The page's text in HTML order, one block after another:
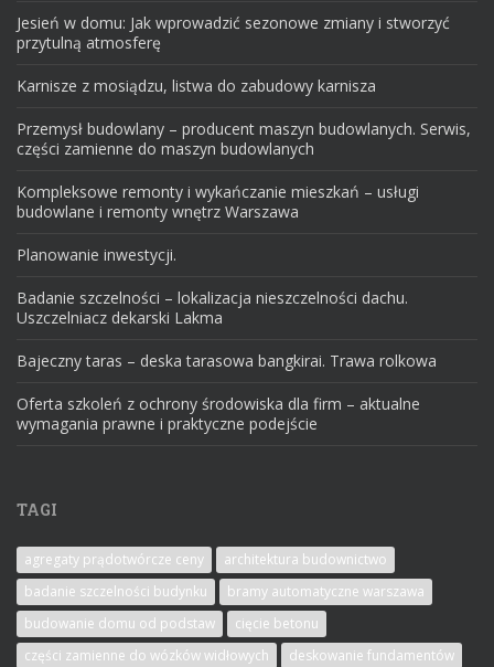
Jesień w domu: Jak wprowadzić sezonowe zmiany i stworzyć
przytulną atmosferę
Karnisze z mosiądzu, listwa do zabudowy karnisza
Przemysł budowlany – producent maszyn budowlanych. Serwis,
części zamienne do maszyn budowlanych
Kompleksowe remonty i wykańczanie mieszkań – usługi
budowlane i remonty wnętrz Warszawa
Planowanie inwestycji.
Badanie szczelności – lokalizacja nieszczelności dachu.
Uszczelniacz dekarski Lakma
Bajeczny taras – deska tarasowa bangkirai. Trawa rolkowa
Oferta szkoleń z ochrony środowiska dla firm – aktualne
wymagania prawne i praktyczne podejście
TAGI
agregaty prądotwórcze ceny
architektura budownictwo
badanie szczelności budynku
bramy automatyczne warszawa
budowanie domu od podstaw
cięcie betonu
części zamienne do wózków widłowych
deskowanie fundamentów